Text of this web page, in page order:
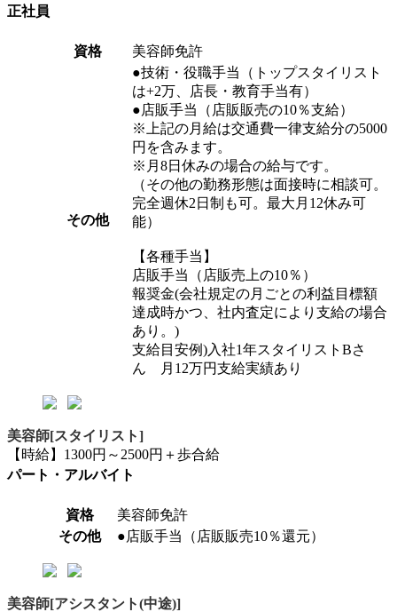
正社員
資格 美容師免許
その他
●技術・役職手当（トップスタイリスト
は+2万、店長・教育手当有）
●店販手当（店販販売の10％支給）
※上記の月給は交通費一律支給分の5000
円を含みます。
※月8日休みの場合の給与です。
（その他の勤務形態は面接時に相談可。
完全週休2日制も可。最大月12休み可
能）
【各種手当】
店販手当（店販売上の10％）
報奨金(会社規定の月ごとの利益目標額
達成時かつ、社内査定により支給の場合
あり。)
支給目安例)入社1年スタイリストBさ
ん 月12万円支給実績あり
美容師[スタイリスト]
【時給】1300円～2500円＋歩合給
パート・アルバイト
資格
美容師免許
その他
●店販手当（店販販売10％還元）
美容師[アシスタント(中途)]